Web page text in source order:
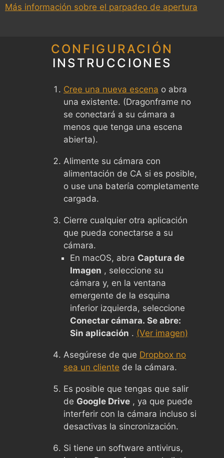
Más información sobre el parpadeo de apertura
CONFIGURACIÓN
INSTRUCCIONES
Cree una nueva escena o abra
una existente. (Dragonframe no
se conectará a su cámara a
menos que tenga una escena
abierta).
Alimente su cámara con
alimentación de CA si es posible,
o use una batería completamente
cargada.
Cierre cualquier otra aplicación
que pueda conectarse a su
cámara.
En macOS, abra Captura de
Imagen , seleccione su
cámara y, en la ventana
emergente de la esquina
inferior izquierda, seleccione
Conectar cámara. Se abre:
Sin aplicación . (Ver imagen)
Asegúrese de que Dropbox no
sea un cliente de la cámara.
Es posible que tengas que salir
de Google Drive , ya que puede
interferir con la cámara incluso si
desactivas la sincronización.
Si tiene un software antivirus,